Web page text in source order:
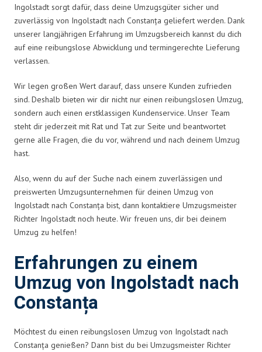
Ingolstadt sorgt dafür, dass deine Umzugsgüter sicher und
zuverlässig von Ingolstadt nach Constanța geliefert werden. Dank
unserer langjährigen Erfahrung im Umzugsbereich kannst du dich
auf eine reibungslose Abwicklung und termingerechte Lieferung
verlassen.
Wir legen großen Wert darauf, dass unsere Kunden zufrieden
sind. Deshalb bieten wir dir nicht nur einen reibungslosen Umzug,
sondern auch einen erstklassigen Kundenservice. Unser Team
steht dir jederzeit mit Rat und Tat zur Seite und beantwortet
gerne alle Fragen, die du vor, während und nach deinem Umzug
hast.
Also, wenn du auf der Suche nach einem zuverlässigen und
preiswerten Umzugsunternehmen für deinen Umzug von
Ingolstadt nach Constanța bist, dann kontaktiere Umzugsmeister
Richter Ingolstadt noch heute. Wir freuen uns, dir bei deinem
Umzug zu helfen!
Erfahrungen zu einem
Umzug von Ingolstadt nach
Constanța
Möchtest du einen reibungslosen Umzug von Ingolstadt nach
Constanța genießen? Dann bist du bei Umzugsmeister Richter